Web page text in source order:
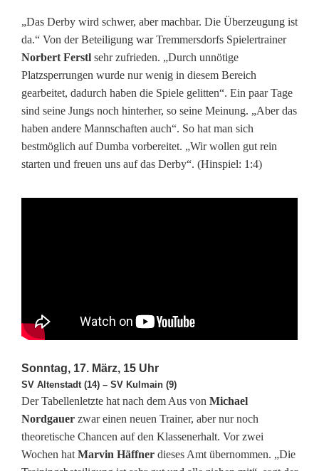
e
n
P
a
u
s
e
e
f
ü
r
e
„Das Derby wird schwer, aber machbar. Die Überzeugung ist
da.“ Von der Beteiligung war Tremmersdorfs Spielertrainer
Norbert Ferstl sehr zufrieden. „Durch unnötige
Platzsperrungen wurde nur wenig in diesem Bereich
gearbeitet, dadurch haben die Spiele gelitten“. Ein paar Tage
sind seine Jungs noch hinterher, so seine Meinung. „Aber das
haben andere Mannschaften auch“. So hat man sich
bestmöglich auf Dumba vorbereitet. „Wir wollen gut rein
starten und freuen uns auf das Derby“. (Hinspiel: 1:4)
Sonntag, 17. März, 15 Uhr
SV Altenstadt (14) – SV Kulmain (9)
Der Tabellenletzte hat nach dem Aus von Michael
Nordgauer zwar einen neuen Trainer, aber nur noch
theoretische Chancen auf den Klassenerhalt. Vor zwei
Wochen hat Marvin Häffner dieses Amt übernommen. „Die